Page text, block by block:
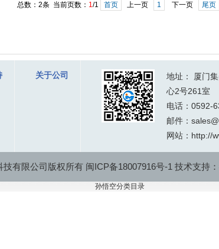
总数：2条 当前页数： 1/1 首页 上一页 1 下一页 尾页
关于公司
地址： 厦门
心2号261室
电话：0592-
邮件：
网站： http://
技有限公司 版权所有 闽ICP备18007916号-1 技术支持：
孙悟空分类目录